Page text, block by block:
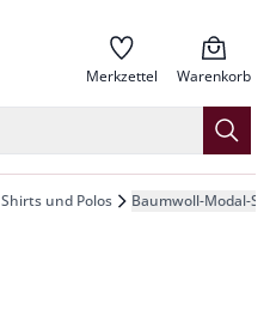
Merkzettel Warenkorb
Shirts und Polos Baumwoll-Modal-